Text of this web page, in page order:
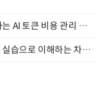
"AI 핀옵스 실전 세미나: 폭증하는 AI 토큰 비용 관리 전략" 8월 21일 개최
“큐비트·양자 알고리즘·Qiskit 실습으로 이해하는 차세대 컴퓨팅” (8/28)